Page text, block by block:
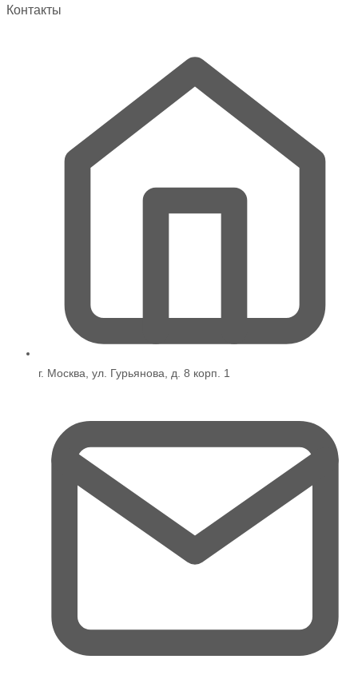
товара.
Контакты
г. Москва, ул. Гурьянова, д. 8 корп. 1